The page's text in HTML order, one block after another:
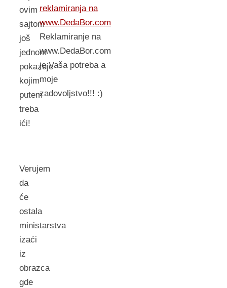
ovim
sajtom
još
jednom
pokazuje
kojim
putem
treba
ići!
Verujem
da
će
ostala
ministarstva
izaći
iz
obrazca
gde
reklamiranja na
www.DedaBor.com
Reklamiranje na
www.DedaBor.com
je Vaša potreba a
moje
zadovoljstvo!!! :)